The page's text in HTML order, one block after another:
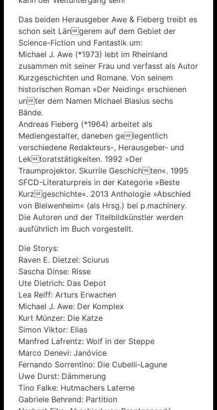
Das beiden Herausgeber Awe & Fieberg treibt es
schon seit Längerem auf dem Gebiet der
Science-Fiction und Fantastik um:
Michael J. Awe (*1973) lebt im Rheinland
zusammen mit seiner Frau und verfasst als Autor
Kurzgeschichten und Romane. Von seinem
historischen Roman »Der Neiding« erschienen
unter dem Namen Michael Blasius sechs
Bände.
Andreas Fieberg (*1964) arbeitet als
Mediengestalter, daneben gelegentlich
verschiedene Redakteurs-, Herausgeber- und
Lektoratstätigkeiten. 1992 »Der
Traumprojektor. Skurrile Geschichten«. 1995
SFCD-Literaturpreis in der Kategorie »Beste
Kurzgeschichte«. 2013 Anthologie »Abschied
von Bleiwenheim« (als Hrsg.) bei p.machinery.
Die Autoren und der Titelbildkünstler werden
ausführlich im Buch vorgestellt.
Die Storys:
Raven E. Dietzel: Sciurus
Sascha Dinse: Risse
Ute Dietrich: Das Depot
Lea Reiff: Arturs Erwachen
Michael J. Awe: Der Komplex
Kurt Münzer: Die Katze
Simon Viktor: Elias
Manfred Lafrentz: Wolf in der Steppe
Marco Denevi: Janóvice
Fernando Sorrentino: Die Cubelli-Lagune
Uwe Durst: Dämmerung
Tino Falke: Hutmachers Laterne
Gabriele Behrend: Partition